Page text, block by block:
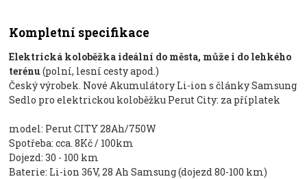
Kompletní specifikace
Elektrická koloběžka ideální do města, může i do lehkého
terénu(polní, lesní cesty apod.)
Český výrobek. Nové Akumulátory Li-ion s články Samsung
Sedlo pro elektrickou koloběžku Perut City: za příplatek
model: Perut CITY 28Ah/750W
Spotřeba: cca. 8Kč / 100km
Dojezd: 30 - 100 km
Baterie: Li-ion 36V, 28 Ah Samsung (dojezd 80-100 km)